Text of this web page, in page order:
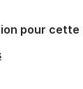
pour cette